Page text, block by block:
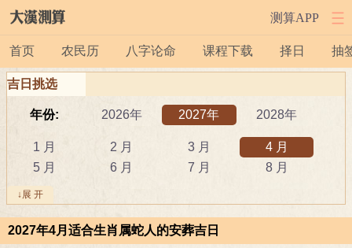
测算APP
首页 农民历 八字论命 课程下载 择日 抽
吉日挑选
年份: 2026年 2027年 2028年
1 月 2 月 3 月
4 月
5 月
6 月 7 月
8 月
9 月
吉日: 安葬 出行
动土
祭祀
结婚 开工
↓展 开
2027年4月适合生肖属蛇人的安葬吉日